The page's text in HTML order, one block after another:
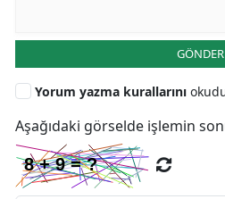
GÖNDER
Yorum yazma kurallarını
Aşağıdaki görselde işlemin